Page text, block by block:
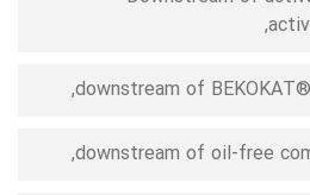
downstream of
downstream of oil-free